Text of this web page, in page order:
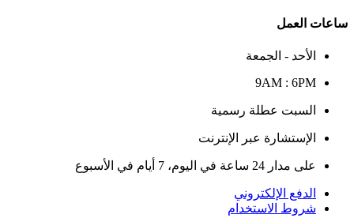
ساعات العمل
الأحد - الجمعة
9AM : 6PM
السبت عطلة رسمية
الإستشارة عبر الإنترنت
على مدار 24 ساعة في اليوم، 7 أيام في الأسبوع
الدفع الإلكتروني
شروط الاستخدام